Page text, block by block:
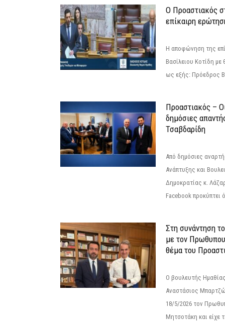
Ο Προαστιακός
επίκαιρη
Η αποφώνηση της
Βασίλειου Κοτίδη με
ως εξής: Πρόεδρος
Προαστιακός –
δημόσιες
Τσαβδαρίδη
Από δημόσιες
Ανάπτυξης και
Δημοκρατίας κ.
Facebook προκύπτει
Στη συνάντηση
με τον
θέμα του
Ο βουλευτής
Αναστάσιος
18/5/2026 τον
Μητσοτάκη και είχε